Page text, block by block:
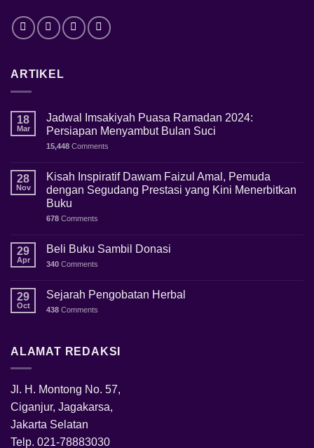
ARTIKEL
18
Mar
Jadwal Imsakiyah Puasa Ramadan 2024:
Persiapan Menyambut Bulan Suci
15,448 Comments
28
Nov
Kisah Inspiratif Dawam Faizul Amal, Pemuda
dengan Segudang Prestasi yang Kini Menerbitkan
Buku
678 Comments
29
Apr
Beli Buku Sambil Donasi
340 Comments
29
Oct
Sejarah Pengobatan Herbal
438 Comments
ALAMAT REDAKSI
Jl. H. Montong No. 57,
Ciganjur, Jagakarsa,
Jakarta Selatan
Telp. 021-78883030